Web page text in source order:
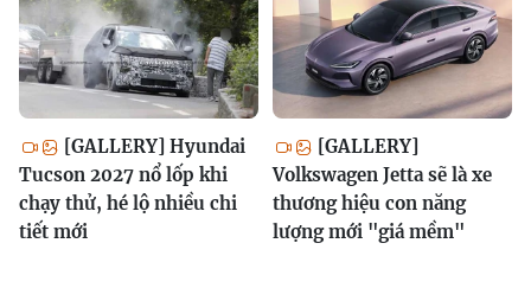
[GALLERY] Hyundai
Tucson 2027 nổ lốp khi
chạy thử, hé lộ nhiều chi
tiết mới
[GALLERY]
Volkswagen Jetta sẽ là xe
thương hiệu con năng
lượng mới "giá mềm"